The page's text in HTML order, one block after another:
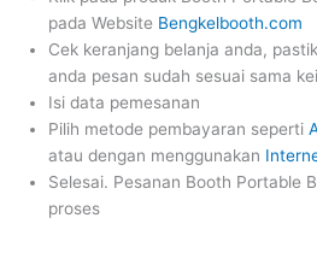
pada Website Bengkelbooth.com
Cek keranjang belanja anda,
anda pesan sudah sesuai sama
Isi data pemesanan
Pilih metode pembayaran seperti
atau dengan menggunakan
Selesai. Pesanan Booth Portable
proses